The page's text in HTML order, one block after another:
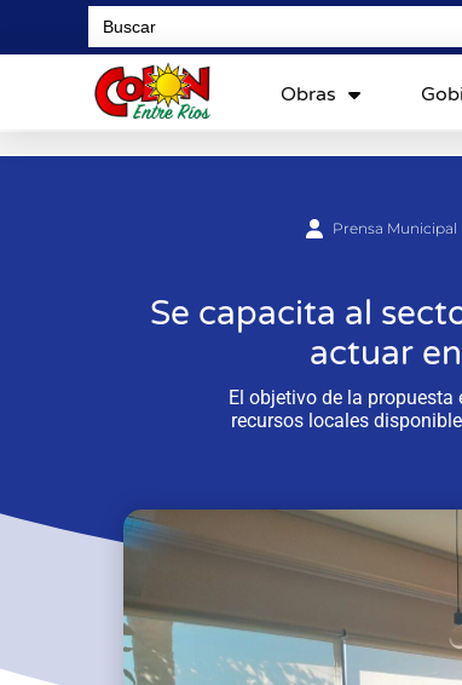
Search
for:
Obras
Prensa Municipal
Se capacita al
actuar
El objetivo de la
recursos locales